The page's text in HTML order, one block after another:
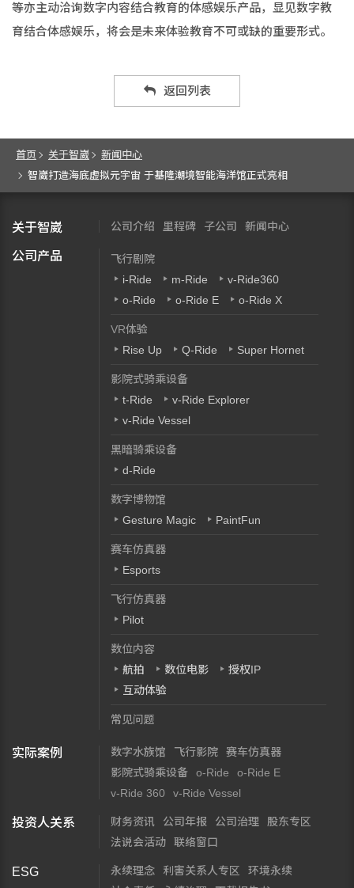
等亦主动洽询数字内容结合教育的体感娱乐产品，显见数字教
育结合体感娱乐，将会是未来体验教育不可或缺的重要形式。
返回列表
首页 关于智崴
新闻中心
智崴打造海底虚拟元宇宙 于基隆潮境智能海洋馆正式亮相
关于智崴 公司介绍 里程碑 子公司 新闻中心
公司产品
飞行剧院
i-Ride
m-Ride
v-Ride360
o-Ride
o-Ride E o-Ride X
VR体验
Rise Up
Q-Ride Super Hornet
影院式骑乘设备
t-Ride
v-Ride Explorer
v-Ride Vessel
黑暗骑乘设备
d-Ride
数字博物馆
Gesture Magic
PaintFun
赛车仿真器
Esports
飞行仿真器
Pilot
数位内容
航拍
数位电影
授权IP
互动体验
常见问题
实际案例 数字水族馆 飞行影院
赛车仿真器
影院式骑乘设备
o-Ride
o-Ride E
v-Ride 360
v-Ride Vessel
投资人关系 财务资讯 公司年报 公司治理
股东专区
法说会活动
联络窗口
ESG 永续理念 利害关系人专区
环境永续